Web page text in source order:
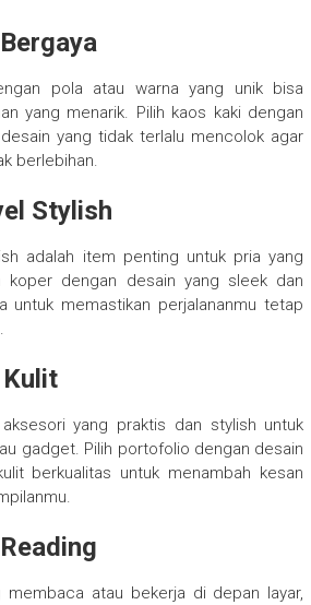
pola atau warna yang unik bisa
yang menarik. Pilih kaos kaki dengan
yang tidak terlalu mencolok agar
berlebihan.
Stylish
adalah item penting untuk pria yang
koper dengan desain yang sleek dan
untuk memastikan perjalananmu tetap
yang praktis dan stylish untuk
gadget. Pilih portofolio dengan desain
berkualitas untuk menambah kesan
membaca atau bekerja di depan layar,